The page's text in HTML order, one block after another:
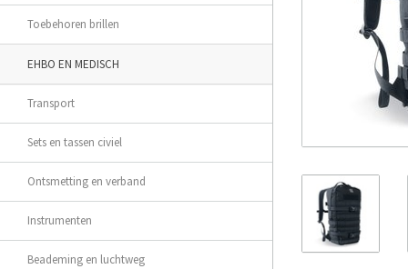
Toebehoren brillen
EHBO EN MEDISCH
Transport
Sets en tassen civiel
Ontsmetting en verband
Instrumenten
Beademing en luchtweg